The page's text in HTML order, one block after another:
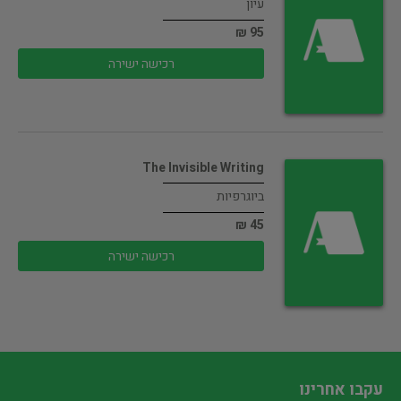
עיון
95 ₪
רכישה ישירה
The Invisible Writing
ביוגרפיות
45 ₪
רכישה ישירה
עקבו אחרינו